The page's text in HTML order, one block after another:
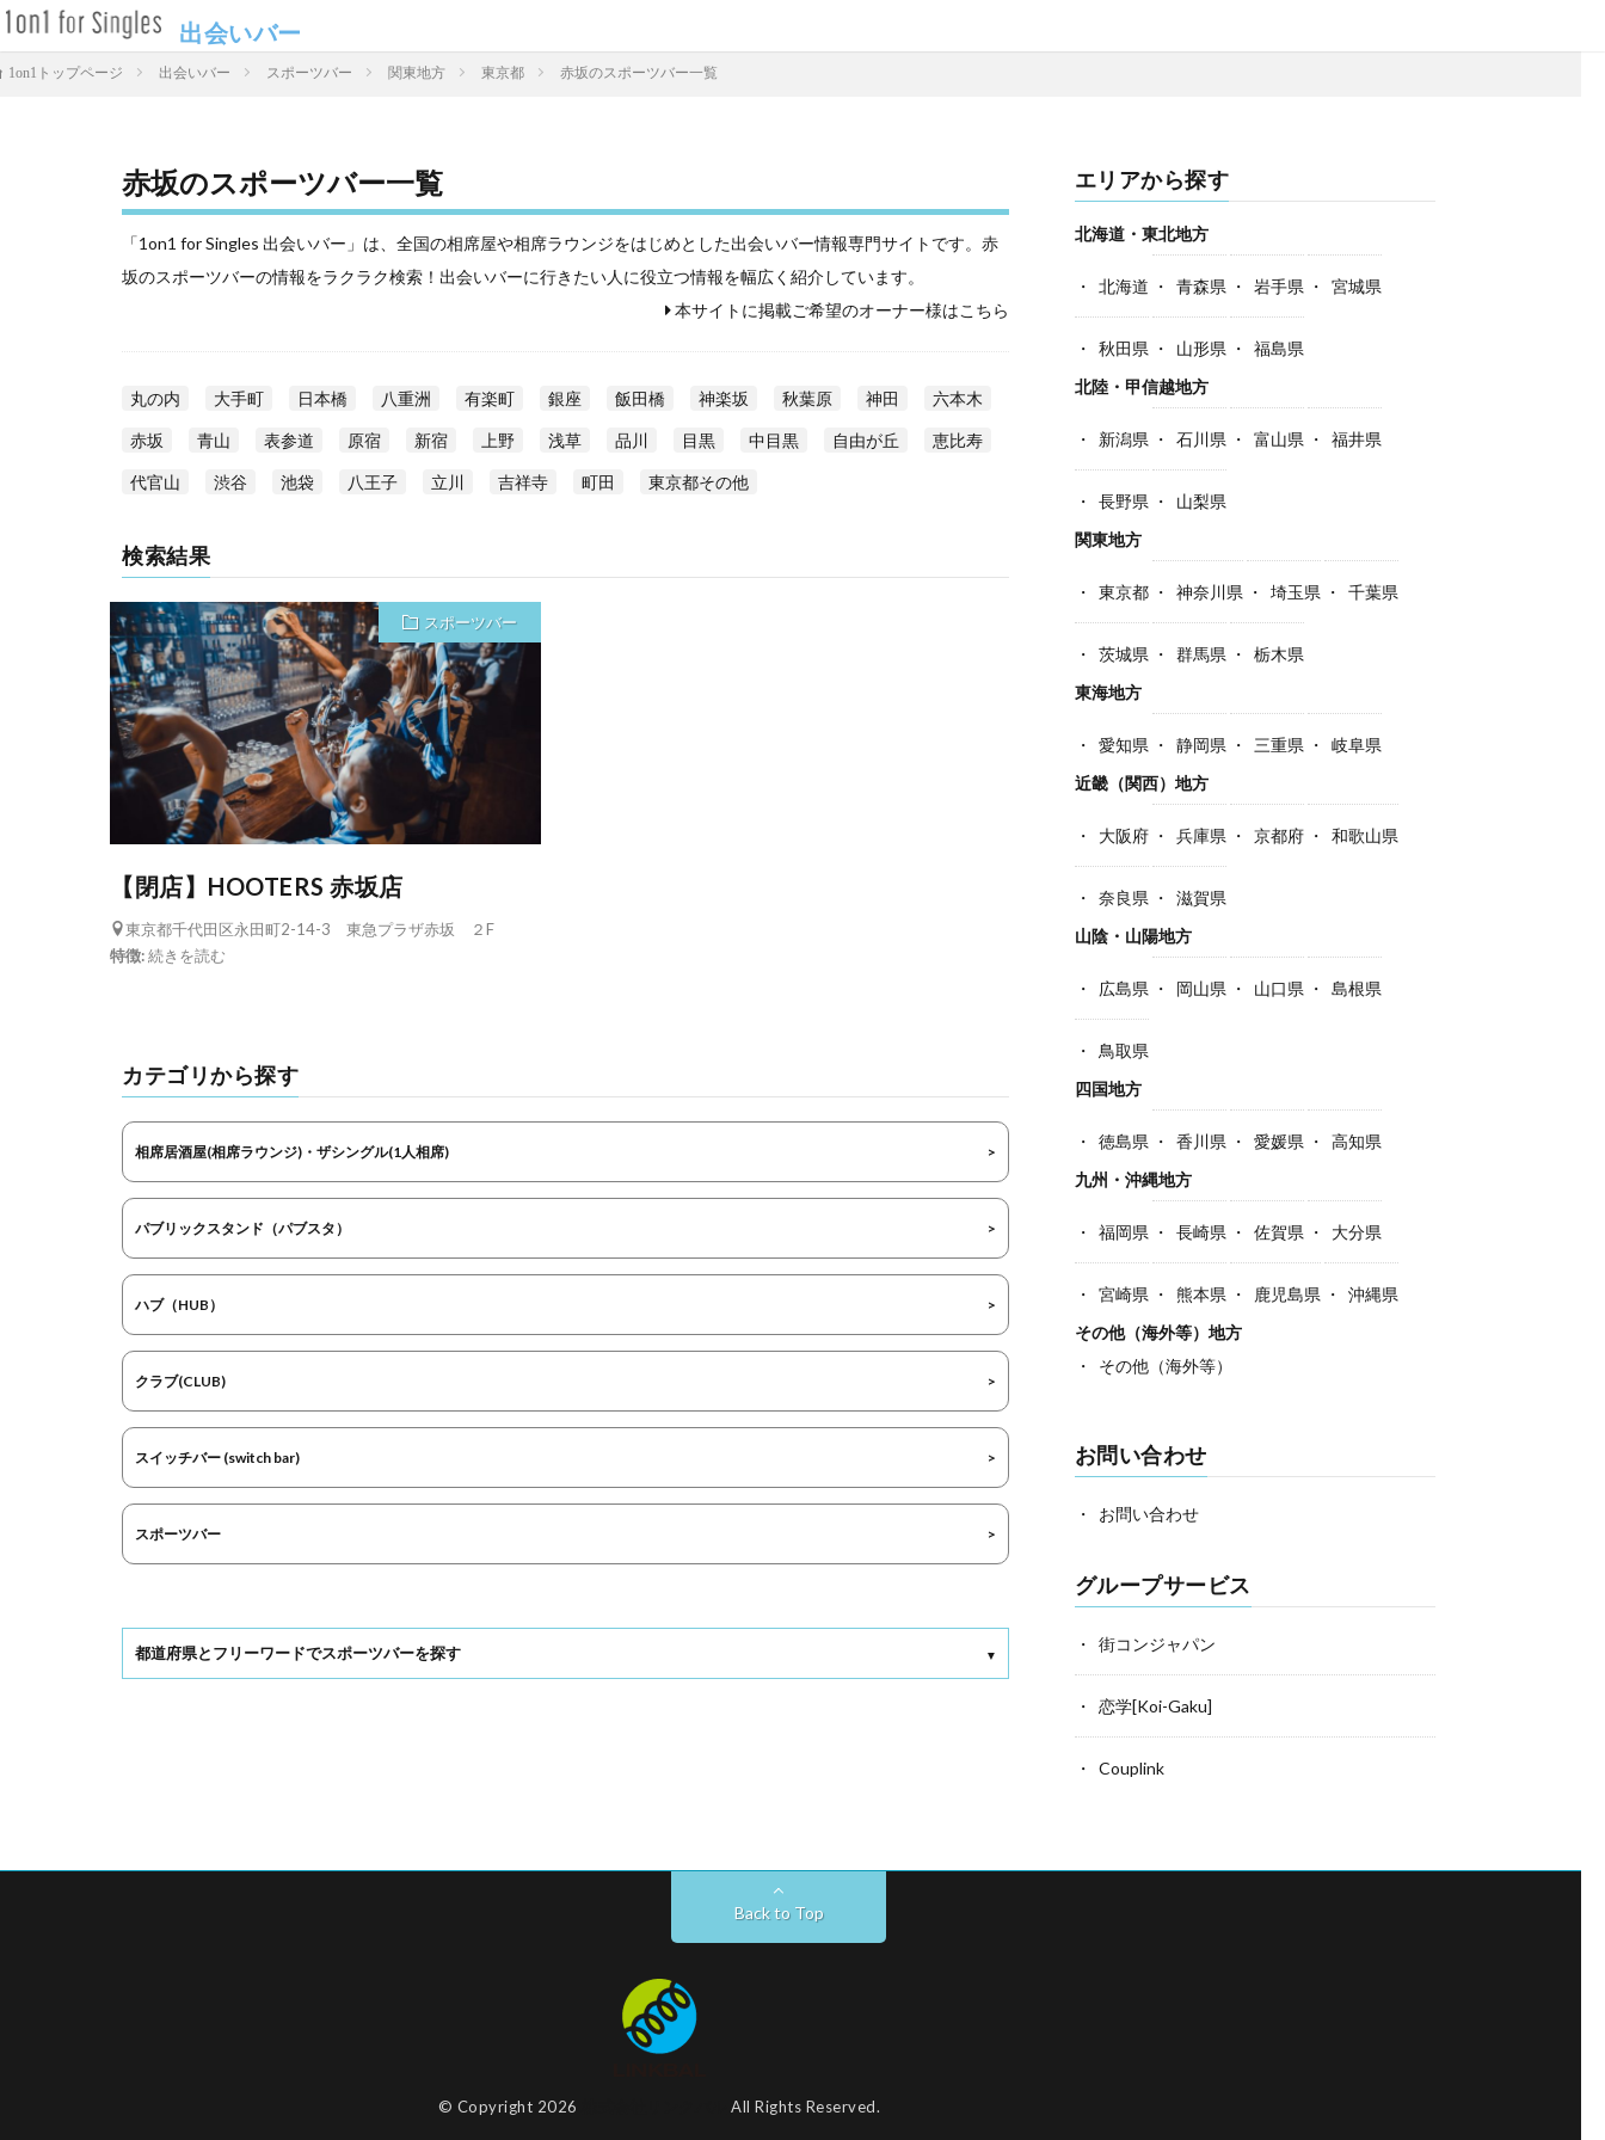
出会いバー
1on1トップページ 出会いバー スポーツバー 関東地方 東京都 赤坂のスポーツバー一覧
赤坂のスポーツバー一覧
「1on1 for Singles 出会いバー」は、全国の相席屋や相席ラウンジをはじめとした出会いバー情報専門サイトです。赤
坂のスポーツバーの情報をラクラク検索！出会いバーに行きたい人に役立つ情報を幅広く紹介しています。
本サイトに掲載ご希望のオーナー様はこちら
丸の内 大手町 日本橋 八重洲 有楽町 銀座 飯田橋 神楽坂 秋葉原 神田 六本木
赤坂 青山 表参道 原宿 新宿 上野 浅草 品川 目黒 中目黒 自由が丘 恵比寿
代官山 渋谷 池袋 八王子 立川 吉祥寺 町田 東京都その他
検索結果
スポーツバー
【閉店】HOOTERS 赤坂店
東京都千代田区永田町2-14-3 東急プラザ赤坂 ２F
特徴:続きを読む
カテゴリから探す
相席居酒屋(相席ラウンジ)・ザシングル(1人相席)
パブリックスタンド（パブスタ）
ハブ（HUB）
クラブ(CLUB)
スイッチバー (switch bar)
スポーツバー
都道府県とフリーワードでスポーツバーを探す
エリアから探す
北海道・東北地方
北海道 青森県 岩手県 宮城県
秋田県 山形県
福島県
北陸・甲信越地方
新潟県 石川県 富山県 福井県
長野県
山梨県
関東地方
東京都 神奈川県 埼玉県 千葉県
茨城県 群馬県
栃木県
東海地方
愛知県 静岡県 三重県
岐阜県
近畿（関西）地方
大阪府 兵庫県 京都府 和歌山県
奈良県
滋賀県
山陰・山陽地方
広島県 岡山県 山口県 島根県
鳥取県
四国地方
徳島県 香川県 愛媛県
高知県
九州・沖縄地方
福岡県 長崎県 佐賀県 大分県
宮崎県 熊本県 鹿児島県
沖縄県
その他（海外等）地方
その他（海外等）
お問い合わせ
お問い合わせ
グループサービス
街コンジャパン
恋学[Koi-Gaku]
Couplink
Back to Top
© Copyright 2026 All Rights Reserved.